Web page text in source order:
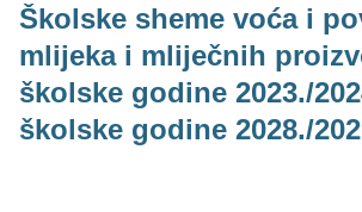
Školske sheme voća i
mlijeka i mliječnih
školske godine 2023./
školske godine 2028./